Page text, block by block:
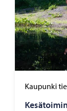
Kaupunki